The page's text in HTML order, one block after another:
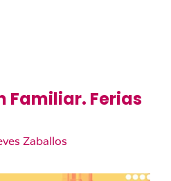
Familiar. Ferias
Zaballos